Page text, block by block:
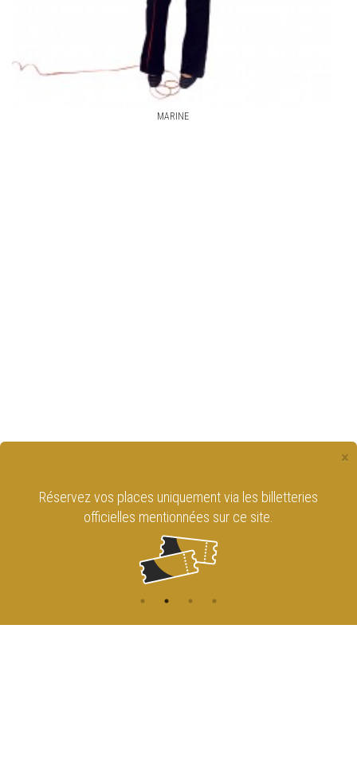
MARINE
×
Réservez vos places uniquement via les billetteries
officielles mentionnées sur ce site.